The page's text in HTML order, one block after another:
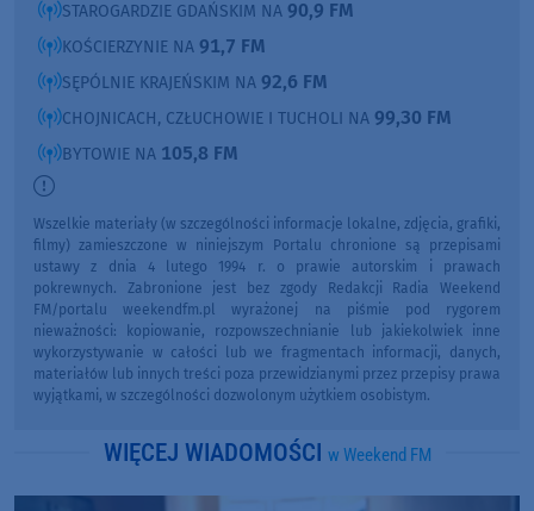
STAROGARDZIE GDAŃSKIM NA 90,9 FM
KOŚCIERZYNIE NA 91,7 FM
SĘPÓLNIE KRAJEŃSKIM NA 92,6 FM
CHOJNICACH, CZŁUCHOWIE I TUCHOLI NA 99,30 FM
BYTOWIE NA 105,8 FM
Wszelkie materiały (w szczególności informacje lokalne, zdjęcia, grafiki,
filmy) zamieszczone w niniejszym Portalu chronione są przepisami
ustawy z dnia 4 lutego 1994 r. o prawie autorskim i prawach
pokrewnych. Zabronione jest bez zgody Redakcji Radia Weekend
FM/portalu weekendfm.pl wyrażonej na piśmie pod rygorem
nieważności: kopiowanie, rozpowszechnianie lub jakiekolwiek inne
wykorzystywanie w całości lub we fragmentach informacji, danych,
materiałów lub innych treści poza przewidzianymi przez przepisy prawa
wyjątkami, w szczególności dozwolonym użytkiem osobistym.
WIĘCEJ WIADOMOŚCI w Weekend FM